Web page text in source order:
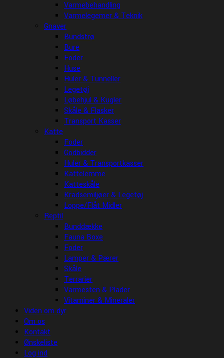
Varmebehandling
Varmelegemer & Teknik
Gnaver
Bundstrø
Bure
Foder
Huse
Huler & Tunneller
Legetøj
Løbehjul & Kugler
Skåle & Flasker
Transport Kasser
Katte
Foder
Godbidder
Huler & Transportkasser
Kattelemme
Katteskåle
Kradsemiljøer & Legetøj
Loppe/Flåt Midler
Reptil
Bunddække
Fauna Boxe
Foder
Lamper & Pærer
Skåle
Terrarier
Varmesten & Plader
Vitaminer & Mineraler
Viden om dyr
Om os
Kontakt
Ønskeliste
Log ind